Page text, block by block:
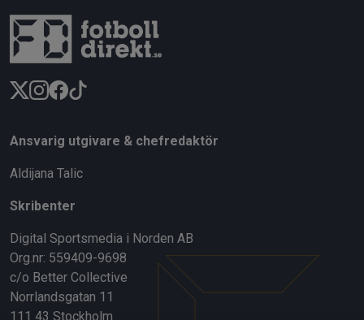
Ansvarig utgivare & chefredaktör
Aldijana Talic
Skribenter
Digital Sportsmedia i Norden AB
Org.nr: 559409-9698
c/o Better Collective
Norrlandsgatan 11
111 43 Stockholm